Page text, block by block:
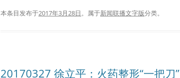
本条目发布于2017年3月28日。属于新闻联播文字版分类。
20170327 徐立平：火药整形“一把刀”